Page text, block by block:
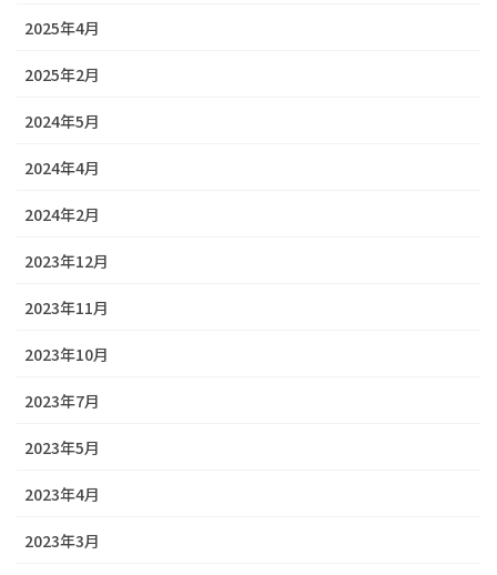
2025年4月
2025年2月
2024年5月
2024年4月
2024年2月
2023年12月
2023年11月
2023年10月
2023年7月
2023年5月
2023年4月
2023年3月